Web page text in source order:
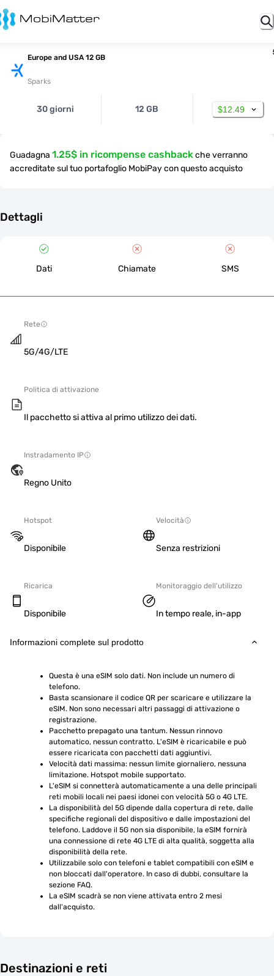
Europe and USA 12 GB
Sparks
30 giorni 12 GB $12.49
Guadagna 1.25$ in ricompense cashbackche verranno
accreditate sul tuo portafoglio MobiPay con questo acquisto
Dettagli
Dati Chiamate SMS
Rete
5G/4G/LTE
Politica di attivazione
Il pacchetto si attiva al primo utilizzo dei dati.
Instradamento IP
Regno Unito
Hotspot
Disponibile
Velocità
Senza restrizioni
Ricarica
Disponibile
Monitoraggio dell'utilizzo
In tempo reale, in-app
Informazioni complete sul prodotto
Questa è una eSIM solo dati. Non include un numero di
telefono.
Basta scansionare il codice QR per scaricare e utilizzare la
eSIM. Non sono necessari altri passaggi di attivazione o
registrazione.
Pacchetto prepagato una tantum. Nessun rinnovo
automatico, nessun contratto. L'eSIM è ricaricabile e può
essere ricaricata con pacchetti dati aggiuntivi.
Velocità dati massima: nessun limite giornaliero, nessuna
limitazione. Hotspot mobile supportato.
L'eSIM si connetterà automaticamente a una delle principali
reti mobili locali nei paesi idonei con velocità 5G o 4G LTE.
La disponibilità del 5G dipende dalla copertura di rete, dalle
specifiche regionali del dispositivo e dalle impostazioni del
telefono. Laddove il 5G non sia disponibile, la eSIM fornirà
una connessione di rete 4G LTE di alta qualità, soggetta alla
disponibilità della rete.
Utilizzabile solo con telefoni e tablet compatibili con eSIM e
non bloccati dall'operatore. In caso di dubbi, consultare la
sezione FAQ.
La eSIM scadrà se non viene attivata entro 2 mesi
dall'acquisto.
Destinazioni e reti